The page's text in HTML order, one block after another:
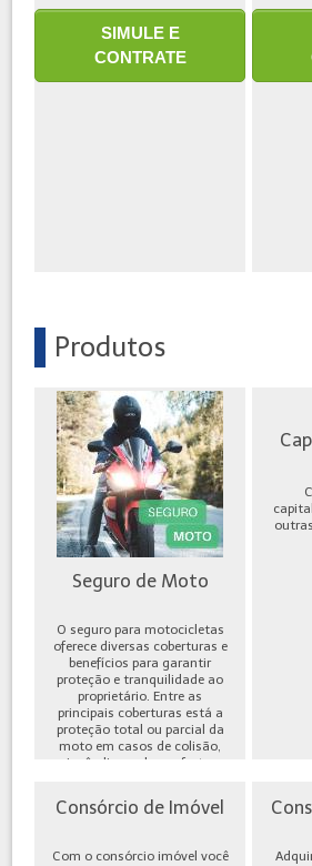
SIMULE E
CONTRATE
Produtos
Seguro de Moto
O seguro para motocicletas
oferece diversas coberturas e
benefícios para garantir
proteção e tranquilidade ao
proprietário. Entre as
principais coberturas está a
proteção total ou parcial da
moto em casos de colisão,
incêndio, roubo ou furto,
Consórcio de Imóvel
Com o consórcio imóvel você